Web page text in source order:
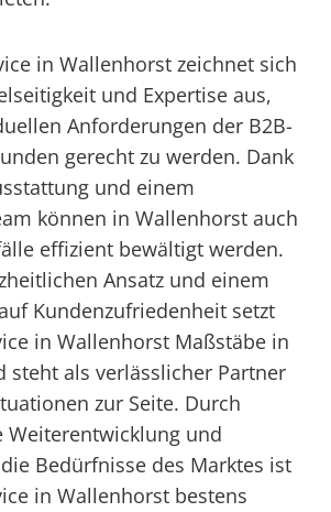
in Wallenhorst zeichnet sich
und Expertise aus,
Anforderungen der B2B-
gerecht zu werden. Dank
und einem
können in Wallenhorst auch
effizient bewältigt werden.
Ansatz und einem
Kundenzufriedenheit setzt
in Wallenhorst Maßstäbe in
steht als verlässlicher Partner
zur Seite. Durch
und
Bedürfnisse des Marktes ist
in Wallenhorst bestens